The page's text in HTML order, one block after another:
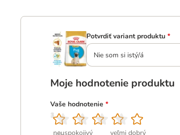
Potvrdiť variant produktu *
Nie som si istý/á
Moje hodnotenie produktu
Vaše hodnotenie *
1
neuspokojivý
2
3
4
5
veľmi dobrý